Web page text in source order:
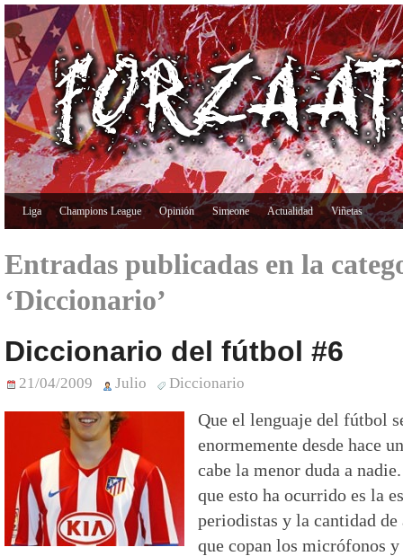
Liga Champions League Opinión Simeone Actualidad Viñetas
Entradas publicadas en la
‘Diccionario’
Diccionario del fútbol #6
21/04/2009 Julio Diccionario
Que el lenguaje del fútbol
enormemente desde hace
cabe la menor duda a
que esto ha ocurrido es la
periodistas y la cantidad
que copan los micrófonos